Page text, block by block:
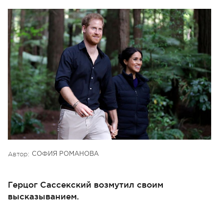
Автор: СОФИЯ РОМАНОВА
Герцог Сассекский возмутил своим
высказыванием.